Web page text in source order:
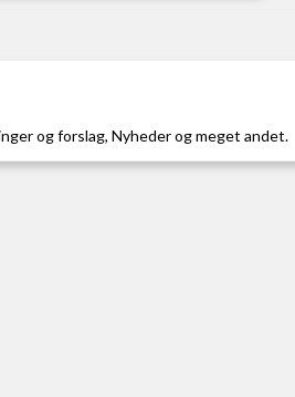
og forslag, Nyheder og meget andet.